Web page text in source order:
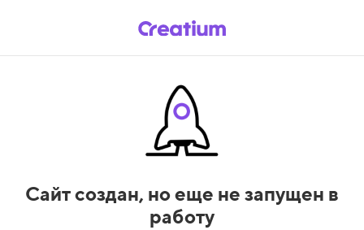
Сайт создан, но еще не запущен в
работу